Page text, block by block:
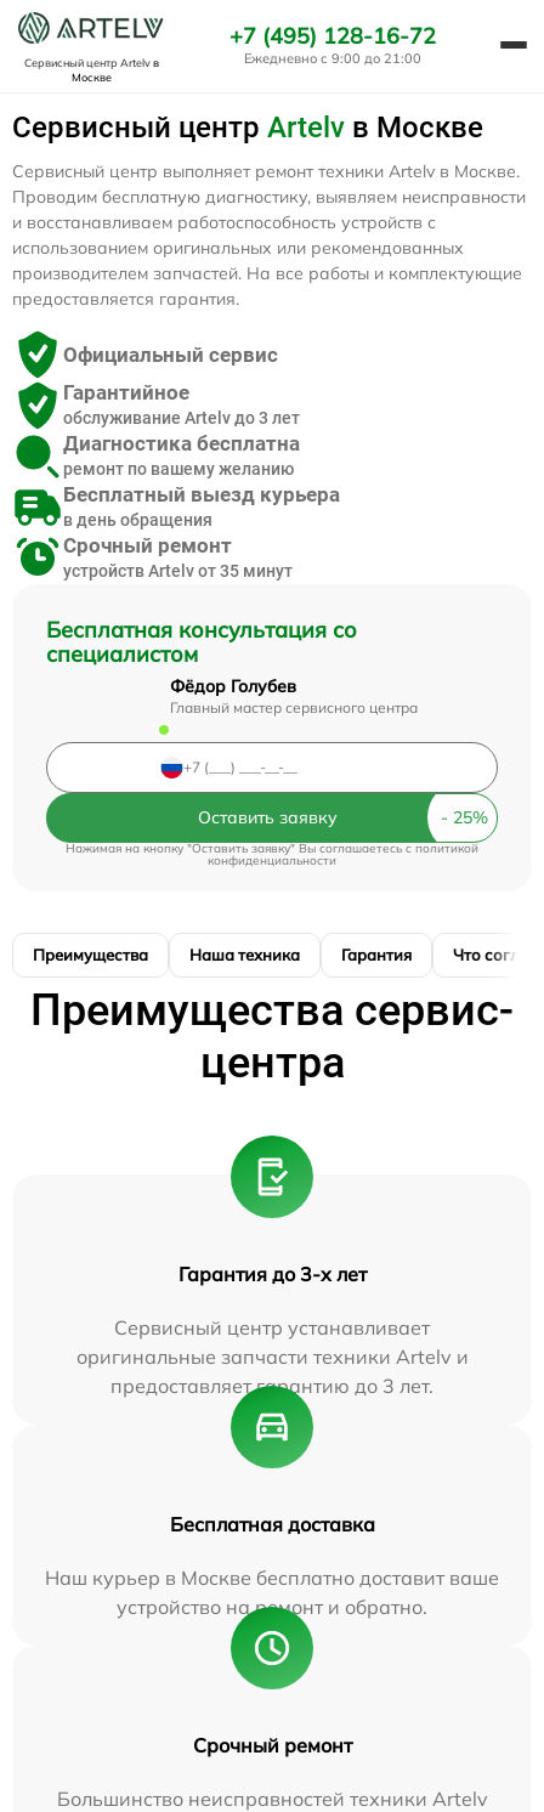
Сервисный центр Artelvв
Москве
+7 (495) 128-16-72
Ежедневно с 9:00 до 21:00
Сервисный центр Artelv в Москве
Бесплатная консультация со
специалистом
Фёдор Голубев
Главный мастер сервисного центра
Оставить заявку
Нажимая на кнопку "Оставить заявку" Вы соглашаетесь cполитикой
конфиденциальности
Сервисный центр выполняет ремонт техники Artelv в Москве.
Проводим бесплатную диагностику, выявляем неисправности
и восстанавливаем работоспособность устройств с
использованием оригинальных или рекомендованных
производителем запчастей. На все работы и комплектующие
предоставляется гарантия.
Официальный сервис
Гарантийное
обслуживание Artelv до 3 лет
Диагностика бесплатна
ремонт по вашему желанию
Бесплатный выезд курьера
в день обращения
Срочный ремонт
устройств Artelv от 35 минут
Преимущества Наша техника Гарантия Что
Преимущества сервис-
центра
Гарантия до 3-х лет
Сервисный центр устанавливает
оригинальные запчасти техники Artelv и
предоставляет гарантию до 3 лет.
Бесплатная доставка
Наш курьер в Москве бесплатно доставит ваше
устройство на ремонт и обратно.
Срочный ремонт
Большинство неисправностей техники Artelv